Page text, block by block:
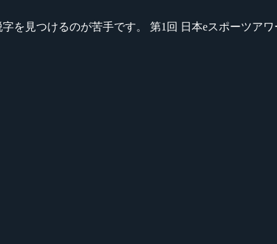
を見つけるのが苦手です。 第1回 日本eスポーツア